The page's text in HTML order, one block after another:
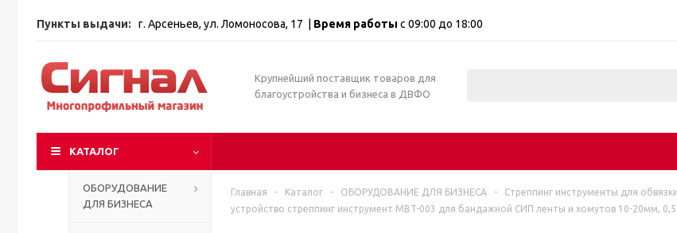
Пункты выдачи: г. Арсеньев, ул. Ломоносова, 17 | Время работы с 09:00 до 18:00
Крупнейший поставщик товаров для
благоустройства и бизнеса в ДВФО
КАТАЛОГ
ОБОРУДОВАНИЕ
ДЛЯ БИЗНЕСА
Главная - Каталог - ОБОРУДОВАНИЕ ДЛЯ БИЗНЕСА - Стреппинг инструменты для обвязки
устройство стреппинг инструмент MBT-003 для бандажной СИП ленты и хомутов 10-20мм,